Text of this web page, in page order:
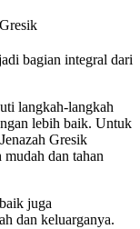
bagian integral dari
langkah-langkah
lebih baik. Untuk
Gresik
mudah dan tahan
juga
dan keluarganya.